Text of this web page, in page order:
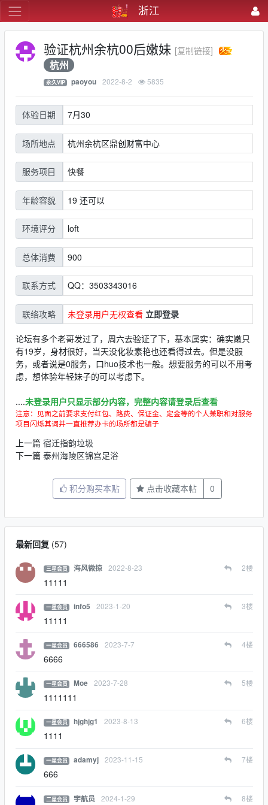
浙江
验证杭州余杭00后嫩妹 [复制链接]
杭州
永久VIP paoyou 2022-8-2 5835
体验日期 7月30
场所地点 杭州余杭区鼎创财富中心
服务项目 快餐
年龄容貌 19 还可以
环境评分 loft
总体消费 900
联系方式 QQ：3503343016
联络攻略 未登录用户无权查看 立即登录
论坛有多个老哥发过了，周六去验证了下，基本属实：确实嫩只
有19岁，身材很好，当天没化妆素艳也还看得过去。但是没服
务，或者说是0服务，口huo技术也一般。想要服务的可以不用考
虑，想体验年轻妹子的可以考虑下。
....未登录用户只显示部分内容，完整内容请登录后查看
注意：见面之前要求支付红包、路费、保证金、定金等的个人兼职和对服务
项目闪烁其词并一直推荐办卡的场所都是骗子
上一篇 宿迁指韵垃圾
下一篇 泰州海陵区锦宫足浴
积分购买本贴 点击收藏本帖 0
最新回复(57)
三星会员 海风微掠 2022-8-23 2楼
11111
一星会员 info5 2023-1-20 3楼
11111
一星会员 666586 2023-7-7 4楼
6666
一星会员 Moe 2023-7-28 5楼
1111111
一星会员 hjghjg1 2023-8-13 6楼
1111
一星会员 adamyj 2023-11-15 7楼
666
二星会员 宇航员 2024-1-29 8楼